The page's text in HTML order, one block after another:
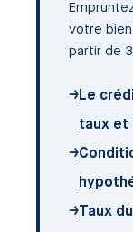
votre
partir de
→Le
taux et
→
→Taux